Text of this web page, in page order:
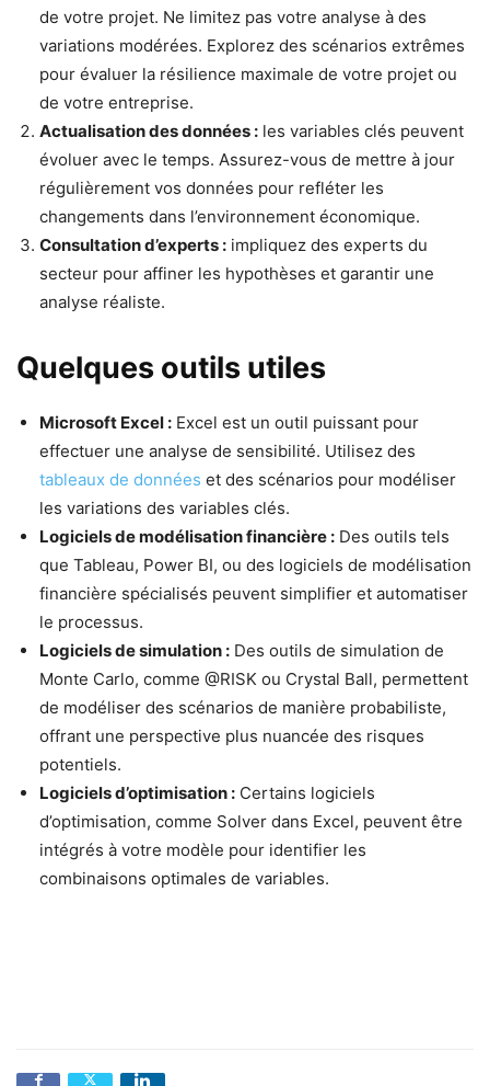
de votre projet. Ne limitez pas votre analyse à des
variations modérées. Explorez des scénarios extrêmes
pour évaluer la résilience maximale de votre projet ou
de votre entreprise.
Actualisation des données : les variables clés peuvent
évoluer avec le temps. Assurez-vous de mettre à jour
régulièrement vos données pour refléter les
changements dans l’environnement économique.
Consultation d’experts : impliquez des experts du
secteur pour affiner les hypothèses et garantir une
analyse réaliste.
Quelques outils utiles
Microsoft Excel : Excel est un outil puissant pour
effectuer une analyse de sensibilité. Utilisez des
tableaux de données et des scénarios pour modéliser
les variations des variables clés.
Logiciels de modélisation financière : Des outils tels
que Tableau, Power BI, ou des logiciels de modélisation
financière spécialisés peuvent simplifier et automatiser
le processus.
Logiciels de simulation : Des outils de simulation de
Monte Carlo, comme @RISK ou Crystal Ball, permettent
de modéliser des scénarios de manière probabiliste,
offrant une perspective plus nuancée des risques
potentiels.
Logiciels d’optimisation : Certains logiciels
d’optimisation, comme Solver dans Excel, peuvent être
intégrés à votre modèle pour identifier les
combinaisons optimales de variables.